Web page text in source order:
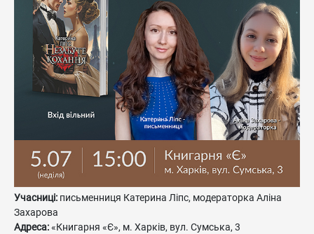
Учасниці: письменниця Катерина Ліпс, модераторка Аліна
Захарова
Адреса:«Книгарня «Є», м. Харків, вул. Сумська, 3